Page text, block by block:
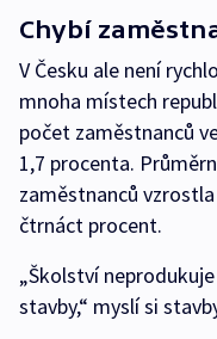
Chybí
V Česku ale není
mnoha místech
počet zaměstnanců
1,7 procenta.
zaměstnanců
čtrnáct procent.
„Školství
stavby,“ myslí si